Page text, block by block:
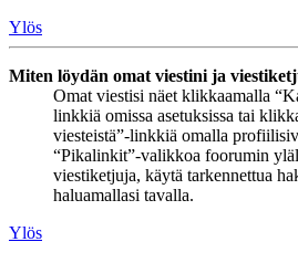
Ylös
Miten löydän omat viestini ja
Omat viestisi näet klikkaamalla
linkkiä omissa asetuksissa tai
viesteistä”-linkkiä omalla
“Pikalinkit”-valikkoa foorumin
viestiketjuja, käytä tarkennettua
haluamallasi tavalla.
Ylös